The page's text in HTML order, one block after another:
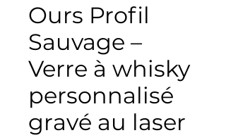
Ours Profil
Sauvage –
Verre à whisky
personnalisé
gravé au laser